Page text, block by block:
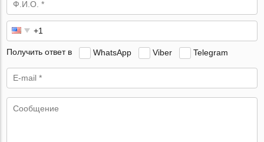
Получить ответ в WhatsApp Viber Telegram